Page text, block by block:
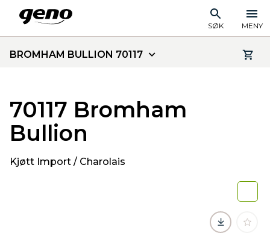
SØK MENY
BROMHAM BULLION 70117
70117 Bromham
Bullion
Kjøtt Import / Charolais